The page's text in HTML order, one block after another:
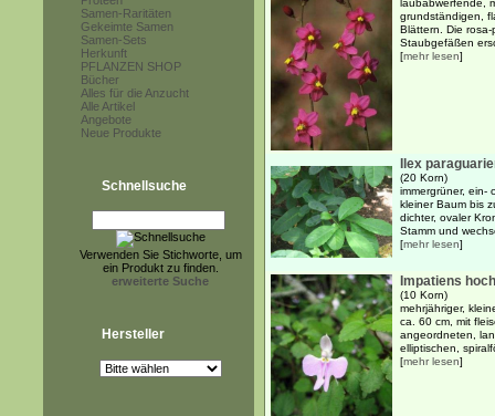
Samen-Raritäten
Gekeimte Samen
Samen-Sets
Herkunft
PFLANZEN SHOP
Bücher
Alles für die Anzucht
Alle Artikel
Angebote
Neue Produkte
Schnellsuche
Verwenden Sie Stichworte, um
ein Produkt zu finden.
erweiterte Suche
Hersteller
laubabwerfende,
grundständigen,
Blättern. Die
Staubgefäßen
[mehr lesen]
Ilex
(20 Korn)
immergrüner, ein-
kleiner Baum bis
dichter, ovaler
Stamm und
[mehr lesen]
Impatiens
(10 Korn)
mehrjähriger,
ca. 60 cm, mit
angeordneten,
elliptischen,
[mehr lesen]